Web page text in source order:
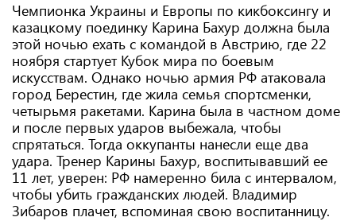
Чемпионка Украины и Европы по кикбоксингу и
казацкому поединку Карина Бахур должна была
этой ночью ехать с командой в Австрию, где 22
ноября стартует Кубок мира по боевым
искусствам. Однако ночью армия РФ атаковала
город Берестин, где жила семья спортсменки,
четырьмя ракетами. Карина была в частном доме
и после первых ударов выбежала, чтобы
спрятаться. Тогда оккупанты нанесли еще два
удара. Тренер Карины Бахур, воспитывавший ее
11 лет, уверен: РФ намеренно била с интервалом,
чтобы убить гражданских людей. Владимир
Зибаров плачет, вспоминая свою воспитанницу.